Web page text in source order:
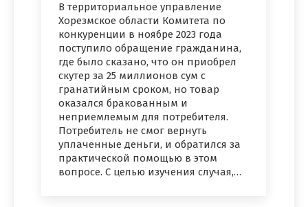
В территориальное управление
Хорезмское области Комитета по
конкуренции в ноябре 2023 года
поступило обращение гражданина,
где было сказано, что он приобрел
скутер за 25 миллионов сум с
гранатийным сроком, но товар
оказался бракованным и
неприемлемым для потребителя.
Потребитель не смог вернуть
уплаченные деньги, и обратился за
практической помощью в этом
вопросе. С целью изучения случая,…